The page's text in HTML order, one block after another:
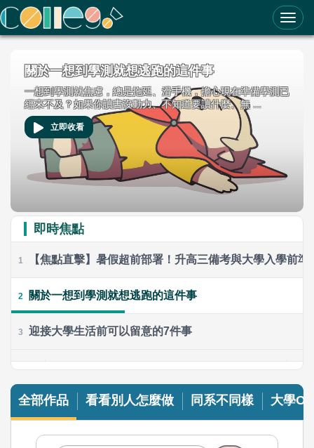
ColleGo! 大學選才與高中育才輔助系統
關於一想到學測就想逃跑的這件事
一想到學測就焦慮，總是拖延、滑手機，擔心現在準備學測已
經來不及？如果你讀書沒動力、不知道要讀什麼、無 ...
立即收看
即時焦點
1 【焦點直擊】暑假超前部署！升高三備考與大學入學前準
2 關於一想到學測就想逃跑的這件事
3 迎接大學生活前可以留意的7件事
4 考完分科後填志願沒想法？來用ColleGo! 幫你找到適合
5 我的備考之路與給學弟妹的建議
一場大冒險的真心話——一個過來人的獨白
全部作品 看看別人怎麼做 同系不同樣 大學